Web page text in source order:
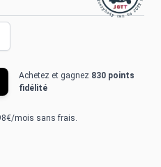
Achetez et gagnez 830 points
fidélité
mois sans frais.